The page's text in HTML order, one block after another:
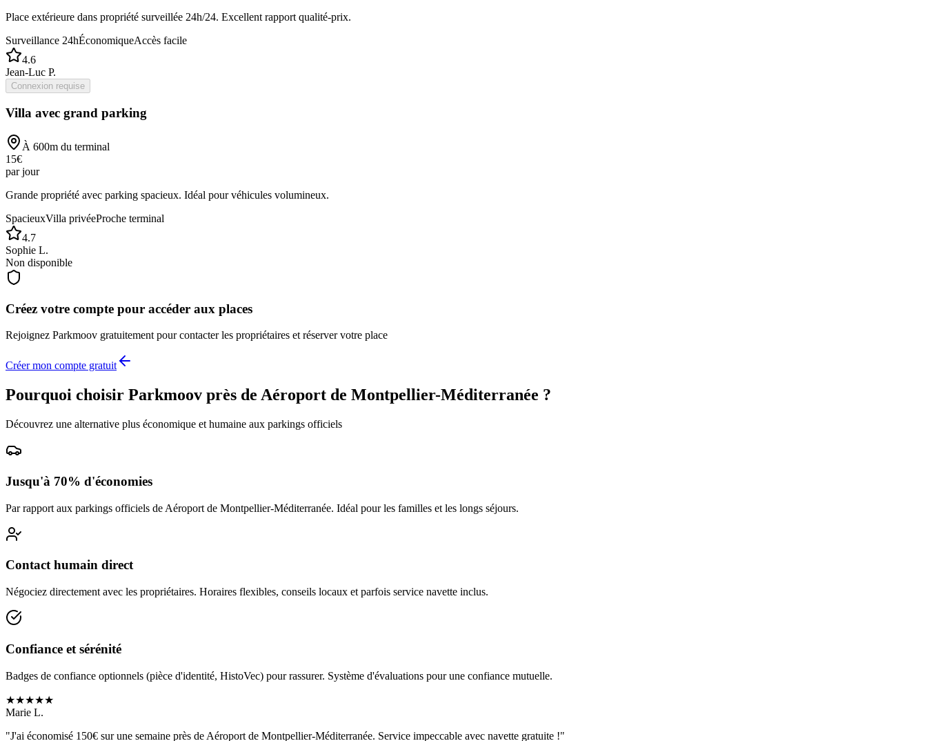
Place extérieure dans propriété surveillée 24h/24. Excellent rapport qualité-prix.
Surveillance 24hÉconomiqueAccès facile
4.6
Jean-Luc P.
Connexion requise
Villa avec grand parking
À 600m du terminal
15€
par jour
Grande propriété avec parking spacieux. Idéal pour véhicules volumineux.
SpacieuxVilla privéeProche terminal
4.7
Sophie L.
Non disponible
Créez votre compte pour accéder aux places
Rejoignez Parkmoov gratuitement pour contacter les propriétaires et réserver votre place
Créer mon compte gratuit
Pourquoi choisir Parkmoov près de Aéroport de Montpellier-Méditerranée ?
Découvrez une alternative plus économique et humaine aux parkings officiels
Jusqu'à 70% d'économies
Par rapport aux parkings officiels de Aéroport de Montpellier-Méditerranée. Idéal pour les familles et les longs séjours.
Contact humain direct
Négociez directement avec les propriétaires. Horaires flexibles, conseils locaux et parfois service navette inclus.
Confiance et sérénité
Badges de confiance optionnels (pièce d'identité, HistoVec) pour rassurer. Système d'évaluations pour une confiance mutuelle.
★★★★★
Marie L.
"J'ai économisé 150€ sur une semaine près de Aéroport de Montpellier-Méditerranée. Service impeccable avec navette gratuite !"